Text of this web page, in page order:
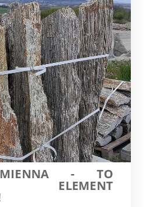
- TO
ELEMENT